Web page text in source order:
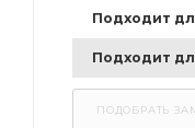
Подходит
Подходит